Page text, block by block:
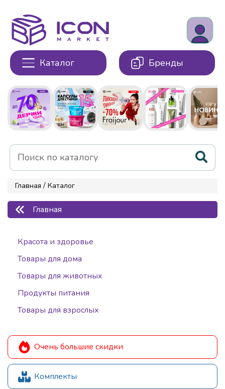
Каталог Бренды
Главная / Каталог
Главная
Красота и здоровье
Товары для дома
Товары для животных
Продукты питания
Товары для взрослых
Очень большие скидки
Комплекты